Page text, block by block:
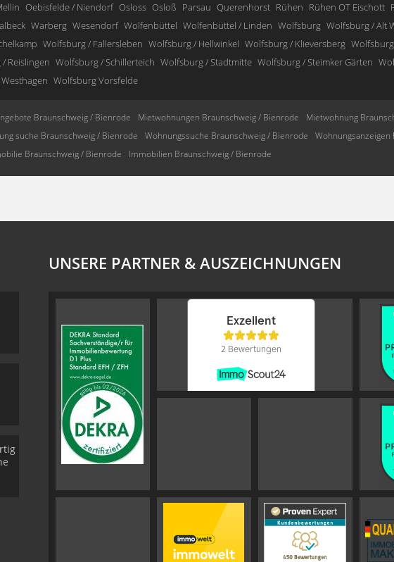
Oebisfelde / Niendorf Osloss Osloß Parsau Querenhorst Rühen Rühen OT Eischott
Warberg Wesendorf Wolfenbüttel Wolfenbüttel / Linden Wolfsburg Wolfsburg / Alt
Wolfsburg / Fallersleben Wolfsburg / Hellwinkel Wolfsburg / Klieversberg
Reislingen Wolfsburg / Schillerteich Wolfsburg / Stadtmitte Wolfsburg / Steimker Gärten
Wolfsburg Vorsfelde
Braunschweig / Bienrode Mietwohnungen Braunschweig / Bienrode Mietwohnung
suche Braunschweig / Bienrode Wohnungssuche Braunschweig / Bienrode
Braunschweig / Bienrode Immobilien Braunschweig / Bienrode
UNSERE PARTNER & AUSZEICHNUNGEN